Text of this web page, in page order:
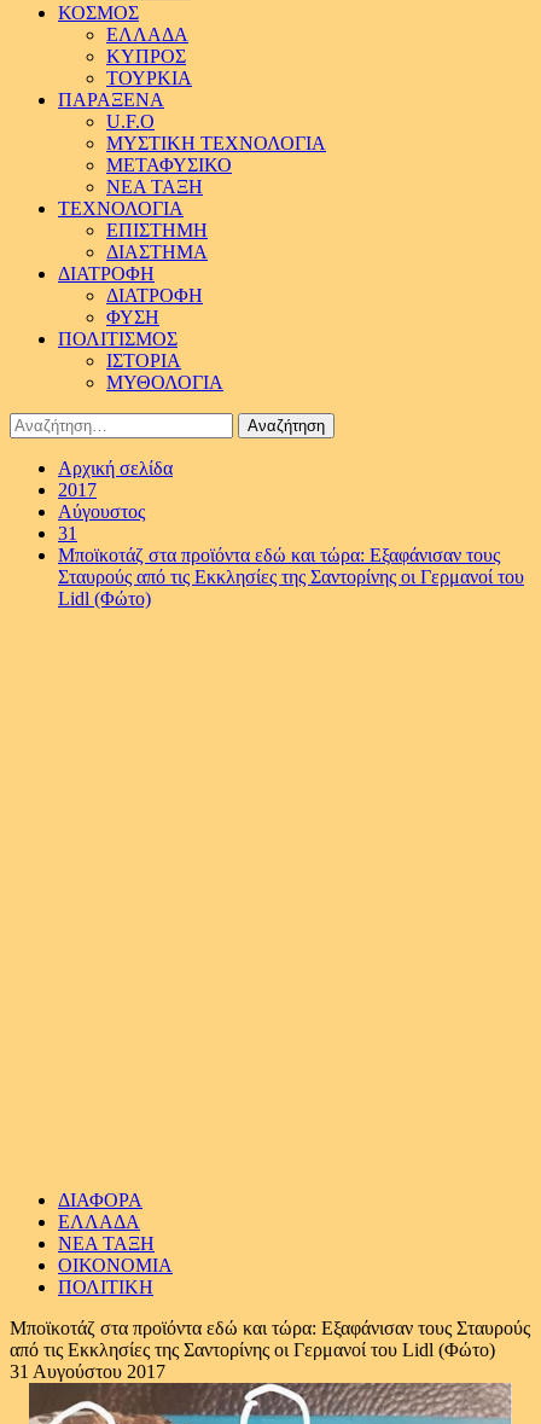
ΚΟΣΜΟΣ
ΕΛΛΑΔΑ
ΚΥΠΡΟΣ
ΤΟΥΡΚΙΑ
ΠΑΡΑΞΕΝΑ
U.F.O
ΜΥΣΤΙΚΗ ΤΕΧΝΟΛΟΓΙΑ
ΜΕΤΑΦΥΣΙΚΟ
ΝΕΑ ΤΑΞΗ
ΤΕΧΝΟΛΟΓΙΑ
ΕΠΙΣΤΗΜΗ
ΔΙΑΣΤΗΜΑ
ΔΙΑΤΡΟΦΗ
ΔΙΑΤΡΟΦΗ
ΦΥΣΗ
ΠΟΛΙΤΙΣΜΟΣ
ΙΣΤΟΡΙΑ
ΜΥΘΟΛΟΓΙΑ
Αναζήτηση
για:
Αρχική σελίδα
2017
Αύγουστος
31
Μποϊκοτάζ στα προϊόντα εδώ και τώρα: Εξαφάνισαν τους
Σταυρούς από τις Εκκλησίες της Σαντορίνης οι Γερμανοί του
Lidl (Φώτο)
ΔΙΑΦΟΡΑ
ΕΛΛΑΔΑ
ΝΕΑ ΤΑΞΗ
ΟΙΚΟΝΟΜΙΑ
ΠΟΛΙΤΙΚΗ
Μποϊκοτάζ στα προϊόντα εδώ και τώρα: Εξαφάνισαν τους Σταυρούς
από τις Εκκλησίες της Σαντορίνης οι Γερμανοί του Lidl (Φώτο)
31 Αυγούστου 2017